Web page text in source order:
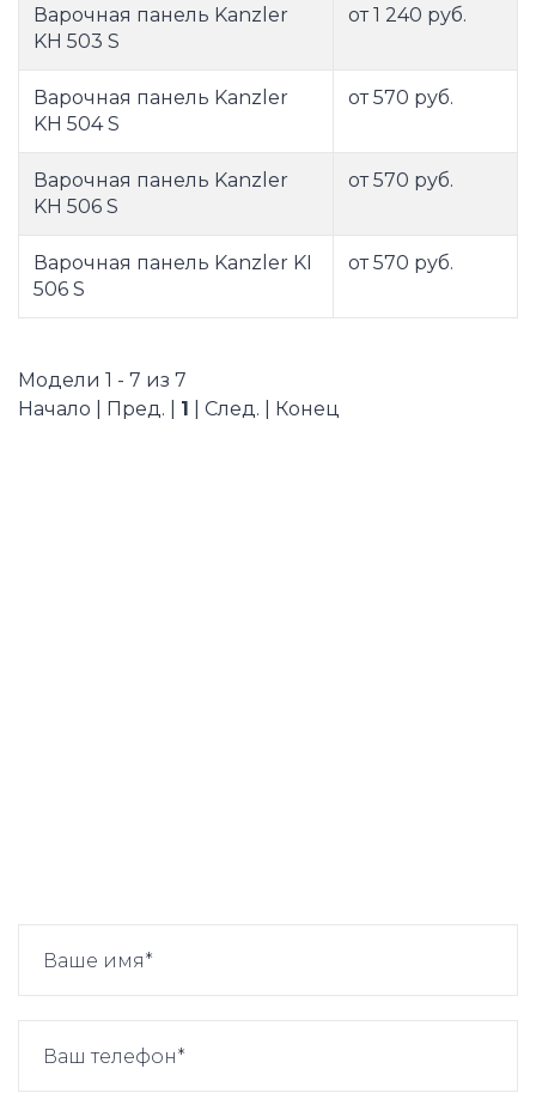
Варочная панель Kanzler
KH 503 S
от 1 240 руб.
Варочная панель Kanzler
KH 504 S
от 570 руб.
Варочная панель Kanzler
KH 506 S
от 570 руб.
Варочная панель Kanzler KI
506 S
от 570 руб.
Модели 1 - 7 из 7
Начало | Пред. | 1 | След. | Конец